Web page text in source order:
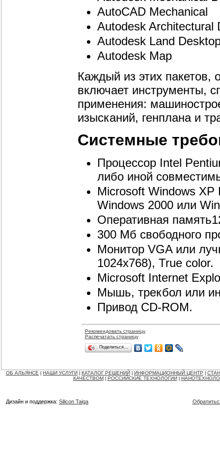
AutoCAD Mechanical
Autodesk Architectural
Autodesk Land
Autodesk Map
Каждый из этих
включает инструменты,
применения:
изысканий, генплана и
Системные
Процессор Intel
либо иной
Microsoft Windows XP
Windows 2000 или
Оперативная
300 Мб свободного
Монитор VGA или
1024x768), True color.
Microsoft Internet
Мышь, трекбол или
Привод CD-ROM.
Рекомендовать страницу
Распечатать страницу
Поделиться…
ОБ АЛЬЯНСЕ НАШИ УСЛУГИ КАТАЛОГ РЕШЕНИЙ ИНФОРМАЦИОННЫЙ ЦЕНТР
КАЧЕСТВОМ
РОССИЙСКИЕ ТЕХНОЛОГИИ
Дизайн и поддержка: Silicon Taiga